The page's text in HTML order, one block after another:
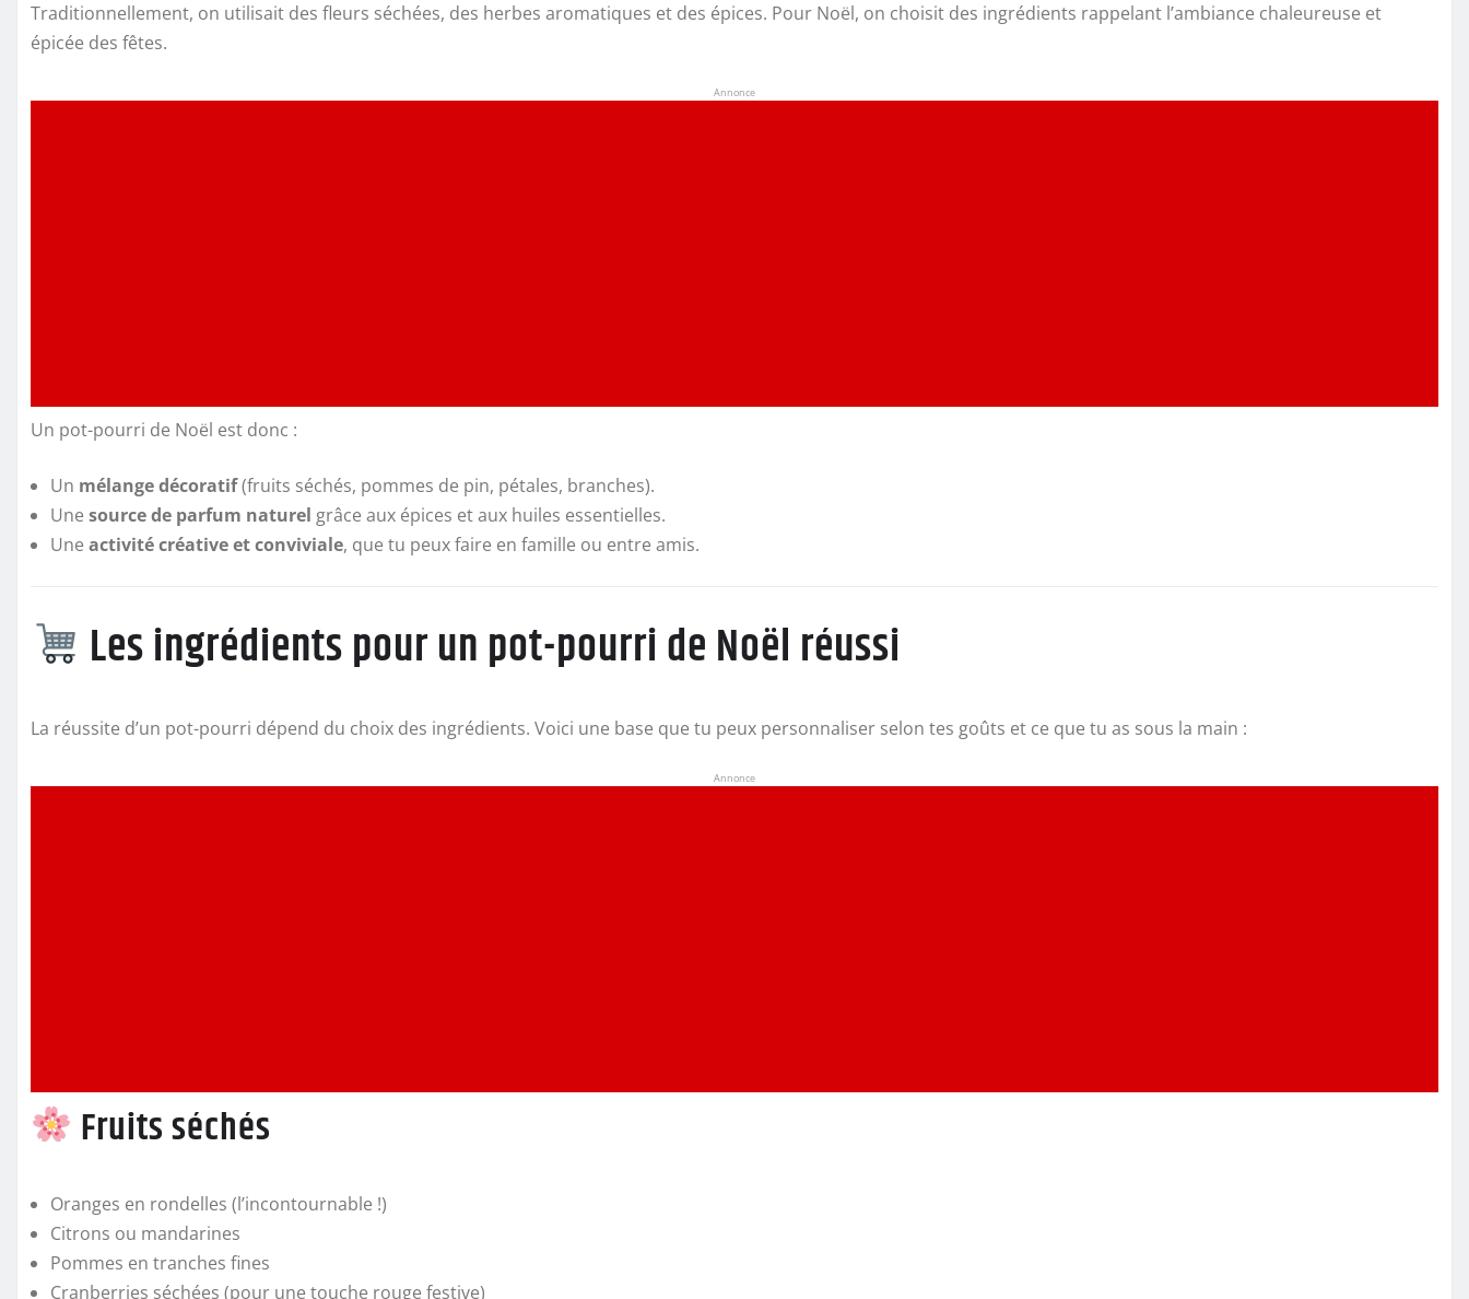
Traditionnellement, on utilisait des fleurs séchées, des herbes aromatiques et des épices. Pour Noël, on choisit des ingrédients rappelant l’ambiance chaleureuse et
épicée des fêtes.
Annonce
Un pot-pourri de Noël est donc :
Un mélange décoratif(fruits séchés, pommes de pin, pétales, branches).
Une source de parfum naturel grâce aux épices et aux huiles essentielles.
Une activité créative et conviviale, que tu peux faire en famille ou entre amis.
Les ingrédients pour un pot-pourri de Noël réussi
La réussite d’un pot-pourri dépend du choix des ingrédients. Voici une base que tu peux personnaliser selon tes goûts et ce que tu as sous la main :
Annonce
Fruits séchés
Oranges en rondelles (l’incontournable !)
Citrons ou mandarines
Pommes en tranches fines
Cranberries séchées (pour une touche rouge festive)